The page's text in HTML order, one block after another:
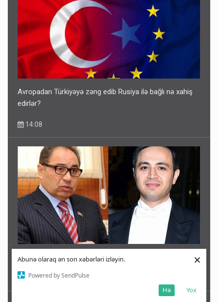
Abunə olaraq ən son xəbərləri izləyin.
Powered by SendPulse
Yox
Hə
×
Avropadan Türkiyəyə zəng edib Rusiya ilə bağlı nə xahiş
edirlər?
14:08
Geri çağırılan səfir Abel Məhərrəmovun oğludur - DOSYE
14:07